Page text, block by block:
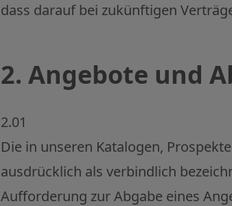
dass darauf bei zukünftigen
2. Angebote und
2.01
Die in unseren Katalogen,
ausdrücklich als verbindlich
Aufforderung zur Abgabe eines